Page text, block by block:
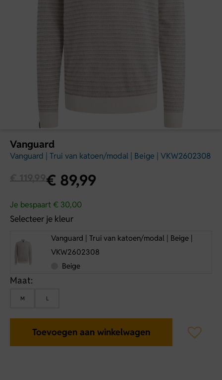
Vanguard
Vanguard | Trui van katoen/modal | Beige | VKW2602308
€ 89,99
Je bespaart € 30,00
Selecteer je kleur
Vanguard | Trui van katoen/modal | Beige |
VKW2602308
Beige
Maat:
M L
Toevoegen aan winkelwagen